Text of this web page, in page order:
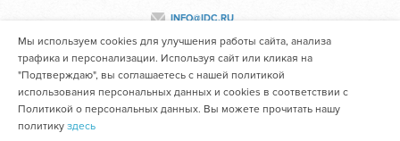
INFO@IDC.RU
Все персональные данные сотрудников размещены с их
согласия
Областное государственное автономное учреждение
Мы используем cookies для улучшения работы сайта, анализа
трафика и персонализации. Используя сайт или кликая на
"Подтверждаю", вы соглашаетесь с нашей политикой
использования персональных данных и cookies в соответствии с
Политикой о персональных данных. Вы можете прочитать нашу
политику здесь